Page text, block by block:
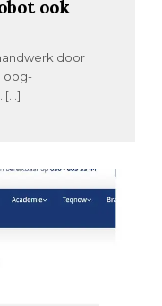
ook
door
oog-
[…]